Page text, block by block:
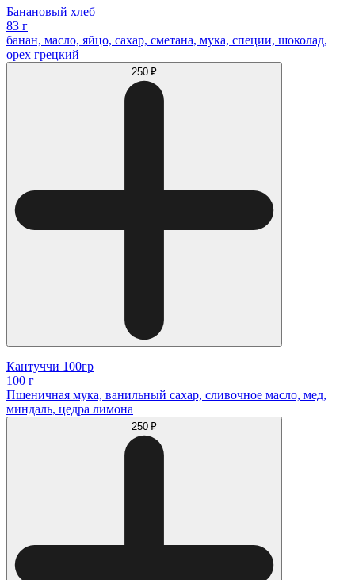
Банановый хлеб
83 г
банан, масло, яйцо, сахар, сметана, мука, специи, шоколад,
орех грецкий
250 ₽
Кантуччи 100гр
100 г
Пшеничная мука, ванильный сахар, сливочное масло, мед,
миндаль, цедра лимона
250 ₽